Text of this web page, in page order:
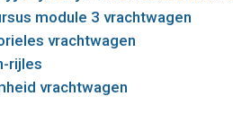
module 3 vrachtwagen
vrachtwagen
rijles
vrachtwagen